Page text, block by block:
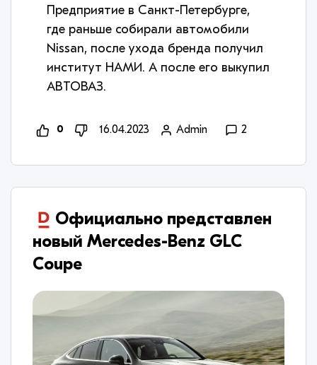
Предприятие в Санкт-Петербурге,
где раньше собирали автомобили
Nissan, после ухода бренда получил
институт НАМИ. А после его выкупил
АВТОВАЗ.
0 16.04.2023 Admin 2
Официально представлен
новый Mercedes-Benz GLC
Coupe